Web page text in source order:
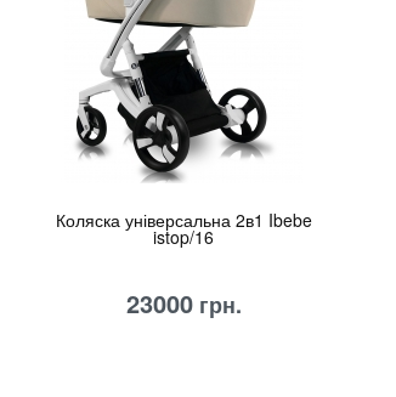
Коляска універсальна 2в1 Ibebe
istop/16
23000грн.